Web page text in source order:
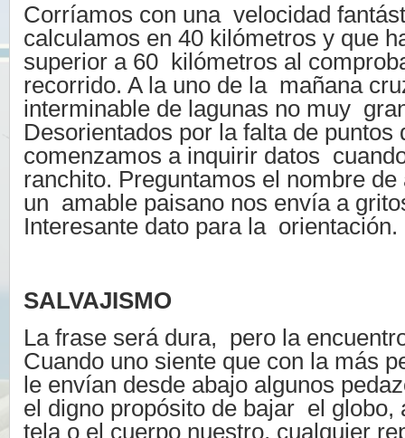
Corríamos con una velocidad
calculamos en 40 kilómetros y que
superior a 60 kilómetros al
recorrido. A la uno de la mañana
interminable de lagunas no muy
Desorientados por la falta de puntos
comenzamos a inquirir datos
ranchito. Preguntamos el nombre
un amable paisano nos envía a
Interesante dato para la orientación.
SALVAJISMO
La frase será dura, pero la
Cuando uno siente que con la más
le envían desde abajo algunos
el digno propósito de bajar el globo,
tela o el cuerpo nuestro, cualquier